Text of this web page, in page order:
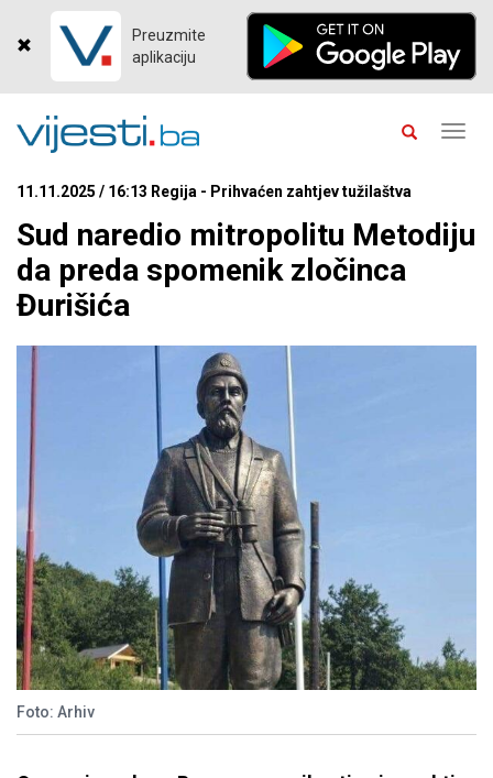
Preuzmite
aplikaciju
11.11.2025 / 16:13 Regija - Prihvaćen zahtjev tužilaštva
Sud naredio mitropolitu Metodiju
da preda spomenik zločinca
Đurišića
Foto: Arhiv